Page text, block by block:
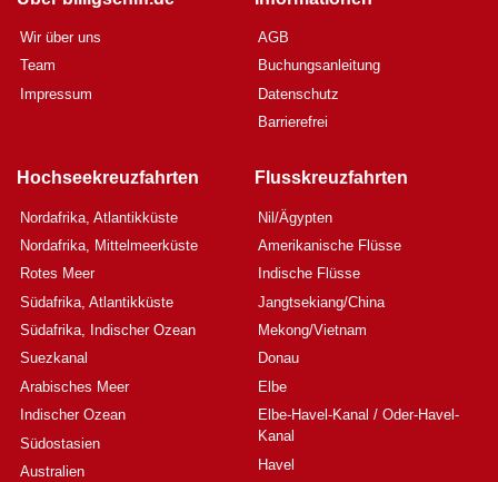
Wir über uns
Team
Impressum
AGB
Buchungsanleitung
Datenschutz
Barrierefrei
Hochseekreuzfahrten
Nordafrika, Atlantikküste
Nordafrika, Mittelmeerküste
Rotes Meer
Südafrika, Atlantikküste
Südafrika, Indischer Ozean
Suezkanal
Arabisches Meer
Indischer Ozean
Südostasien
Australien
Flusskreuzfahrten
Nil/Ägypten
Amerikanische Flüsse
Indische Flüsse
Jangtsekiang/China
Mekong/Vietnam
Donau
Elbe
Elbe-Havel-Kanal / Oder-Havel-
Kanal
Havel